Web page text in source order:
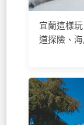
宜蘭這樣
道探險、